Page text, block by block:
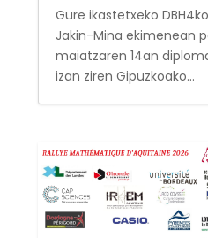
Gure ikastetxeko
Jakin-Mina ekimenean
maiatzaren 14an
izan ziren Gipuzkoako...